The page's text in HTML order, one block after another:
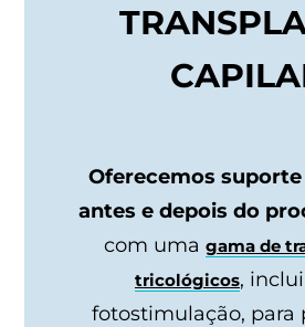
Oferecemos
antes e depois do
com uma gama de
tricológicos,
fotostimulação, para